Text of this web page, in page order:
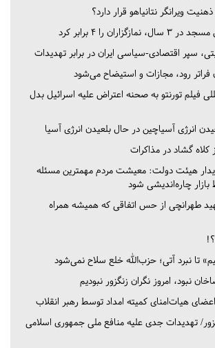
ویرانگر نتانیاهو قرار دارد؟
را ۴ برابر کرد
سپر اقتصادی-سیاسی ایران در برابر تهدیدات
فراتر رود، مجازات و استیضاح می‌شود
فیلم تورنتو به صحنه اعتراض علیه اسرائیل بدل
انرژی آسیاچین در حال بلعیدن انرژی آسیا
کلاه گشاد در مذاکرات
دیدار هیئت دولت: معیشت مردم مهمترین مسئله
چاره‌اندیشی شود
طهرانچی از حس اتفاقی که همیشه همراه
تا نبرد آتی؛ حزب‌الله خلع سلاح نمی‌شود
نبود، امروز نگران زنگزور نبودیم
هیات‌امنای کمیته امداد توسط رهبر انقلاب
تهدیدات جدی علیه منافع ملی جمهوری اسلامی